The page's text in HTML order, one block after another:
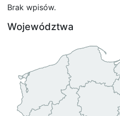
Brak wpisów.
Województwa